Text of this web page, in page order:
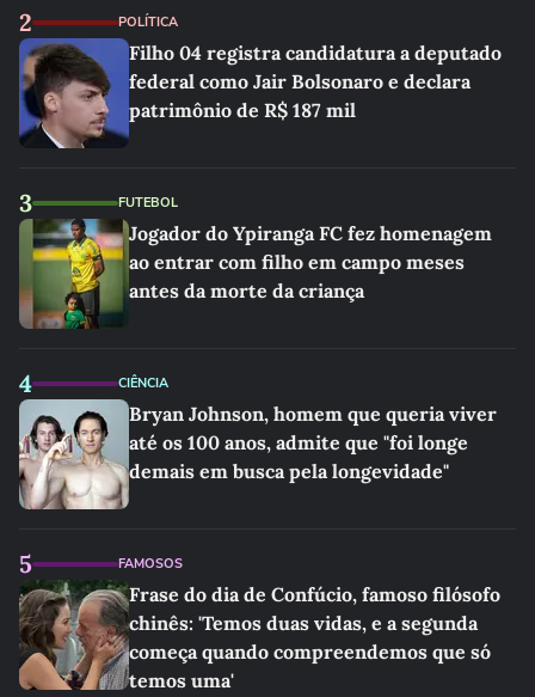
2 POLÍTICA
Filho 04 registra candidatura a deputado
federal como Jair Bolsonaro e declara
patrimônio de R$ 187 mil
3 FUTEBOL
Jogador do Ypiranga FC fez homenagem
ao entrar com filho em campo meses
antes da morte da criança
4 CIÊNCIA
Bryan Johnson, homem que queria viver
até os 100 anos, admite que "foi longe
demais em busca pela longevidade"
5 FAMOSOS
Frase do dia de Confúcio, famoso filósofo
chinês: 'Temos duas vidas, e a segunda
começa quando compreendemos que só
temos uma'